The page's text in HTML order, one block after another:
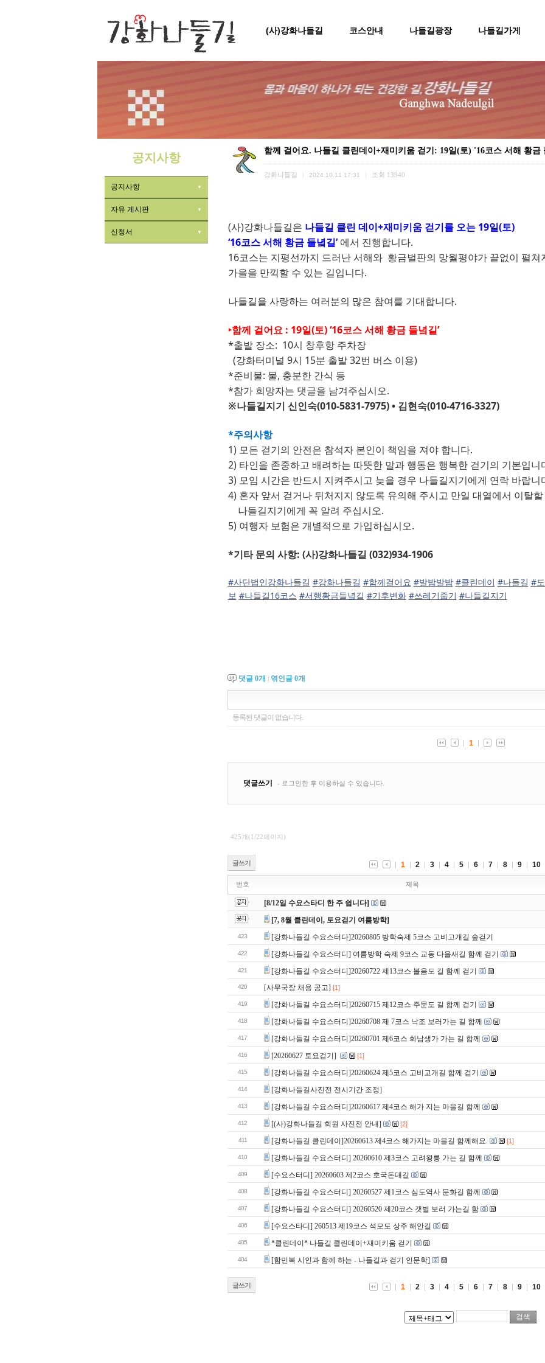
(사)강화나들길 코스안내 나들길광장 나들길가게
공지사항
공지사항
자유 게시판
신청서
함께 걸어요. 나들길 클린데이+재미키움 걷기: 19일(토) '16코스 서해 황금
강화나들길 2024.10.11 17:31 조회 13940
(사)강화나들길은 나들길 클린 데이+재미키움 걷기를 오는 19일(토)
‘16코스 서해 황금 들녘길’에서 진행합니다.
16코스는 지평선까지 드러난 서해와 황금벌판의 망월평야가 끝없이 펼쳐
가을을 만끽할 수 있는 길입니다.
나들길을 사랑하는 여러분의 많은 참여를 기대합니다.
‣함께 걸어요 : 19일(토) ‘16코스 서해 황금 들녘길’
*출발 장소: 10시 창후항 주차장
(강화터미널 9시 15분 출발 32번 버스 이용)
*준비물: 물, 충분한 간식 등
*참가 희망자는 댓글을 남겨주십시오.
※나들길지기 신인숙(010-5831-7975)• 김현숙(010-4716-3327)
*주의사항
1) 모든 걷기의 안전은 참석자 본인이 책임을 져야 합니다.
2) 타인을 존중하고 배려하는 따뜻한 말과 행동은 행복한 걷기의 기본입니
3) 모임 시간은 반드시 지켜주시고 늦을 경우 나들길지기에게 연락 바랍니
4) 혼자 앞서 걷거나 뒤처지지 않도록 유의해 주시고 만일 대열에서 이탈
나들길지기에게 꼭 알려 주십시오.
5) 여행자 보험은 개별적으로 가입하십시오.
*기타 문의 사항: (사)강화나들길 (032)934-1906
#사단법인강화나들길 #강화나들길 #함께걸어요 #발밤발밤 #클린데이 #나들길 #
보 #나들길16코스 #서행황금들녘길 #기후변화 #쓰레기줍기 #나들길지기
댓글 0개 엮인글 0개
425개(1/22페이지)
글쓰기 1 2 3 4 5 6 7 8 9 10
번호 제목
[8/12일 수요스타디 한 주 쉽니다]
[7, 8월 클린데이, 토요걷기 여름방학]
423 [강화나들길 수요스터다]20260805 방학숙제 5코스 고비고개길 숲걷기
422 [강화나들길 수요스터디] 여름방학 숙제 9코스 교동 다을새길 함께 걷기
421 [강화나들길 수요스터디]20260722 제13코스 볼음도 길 함께 걷기
420 [사무국장 채용 공고] [1]
419 [강화나들길 수요스터디]20260715 제12코스 주문도 길 함께 걷기
418 [강화나들길 수요스터디]20260708 제 7코스 낙조 보러가는 길 함께
417 [강화나들길 수요스터디]20260701 제6코스 화남생가 가는 길 함께
416 [20260627 토요걷기] [1]
415 [강화나들길 수요스터디]20260624 제5코스 고비고개길 함께 걷기
414 [강화나들길사진전 전시기간 조정]
413 [강화나들길 수요스터디]20260617 제4코스 해가 지는 마을길 함께
412 [(사)강화나들길 회원 사진전 안내] [2]
411 [강화나들길 클린데이]20260613 제4코스 해가지는 마을길 함께해요. [1]
410 [강화나들길 수요스터디] 20260610 제3코스 고려왕릉 가는 길 함께
409 [수요스터디] 20260603 제2코스 호국돈대길
408 [강화나들길 수요스터디] 20260527 제1코스 심도역사 문화길 함께
407 [강화나들길 수요스터디] 20260520 제20코스 갯벌 보러 가는길 함
406 [수요스타디] 260513 제19코스 석모도 상주 해안길
405 *클린데이* 나들길 클린데이+재미키움 걷기
404 [함민복 시인과 함께 하는 - 나들길과 걷기 인문학]
글쓰기 1 2 3 4 5 6 7 8 9 10